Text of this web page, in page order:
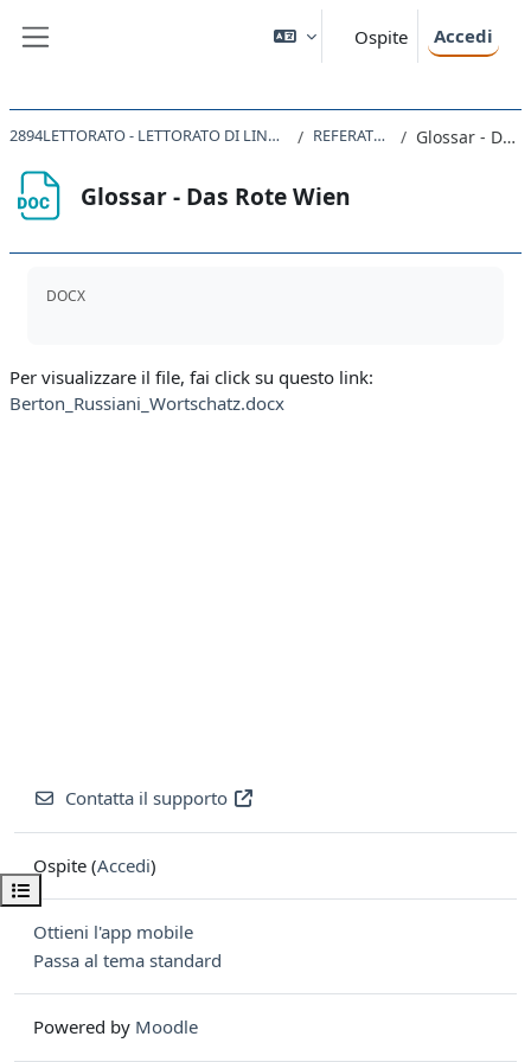
Ospite Accedi
Apri indice del corso
2894LETTORATO - LETTORATO DI LINGUA TEDESCA CIA LT2 Kofler 2023 REFERATE 11. 1. 2024 Glossar - Das Rote Wien
Glossar - Das Rote Wien
DOCX
Per visualizzare il file, fai click su questo link:
Berton_Russiani_Wortschatz.docx
Contatta il supporto
Ospite (Accedi)
Ottieni l'app mobile
Passa al tema standard
Powered by Moodle